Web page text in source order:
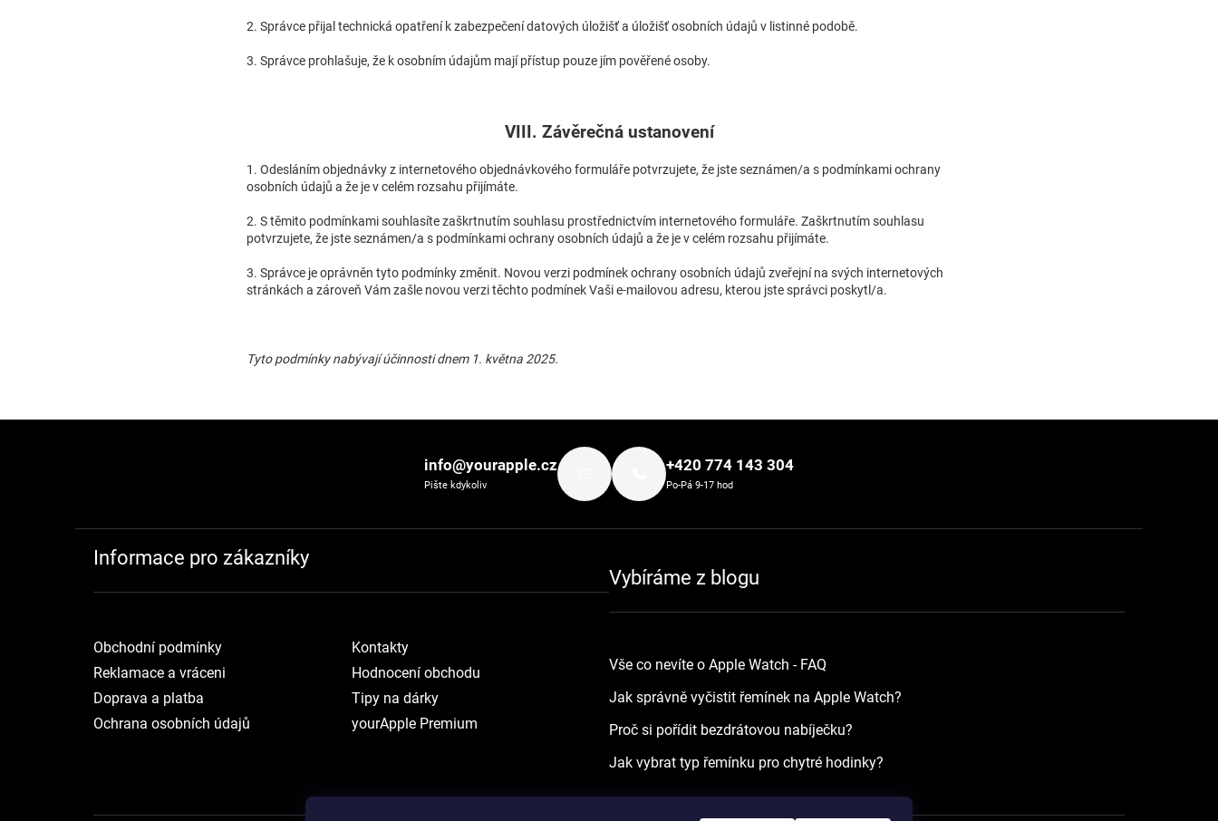
2. Správce přijal technická opatření k zabezpečení datových úložišť a úložišť osobních údajů v listinné podobě.
3. Správce prohlašuje, že k osobním údajům mají přístup pouze jím pověřené osoby.
VIII. Závěrečná ustanovení
1. Odesláním objednávky z internetového objednávkového formuláře potvrzujete, že jste seznámen/a s podmínkami ochrany
osobních údajů a že je v celém rozsahu přijímáte.
2. S těmito podmínkami souhlasíte zaškrtnutím souhlasu prostřednictvím internetového formuláře. Zaškrtnutím souhlasu
potvrzujete, že jste seznámen/a s podmínkami ochrany osobních údajů a že je v celém rozsahu přijímáte.
3. Správce je oprávněn tyto podmínky změnit. Novou verzi podmínek ochrany osobních údajů zveřejní na svých internetových
stránkách a zároveň Vám zašle novou verzi těchto podmínek Vaši e-mailovou adresu, kterou jste správci poskytl/a.
Tyto podmínky nabývají účinnosti dnem 1. května 2025.
info@yourapple.cz
Pište kdykoliv
+420 774 143 304
Po-Pá 9-17 hod
Informace pro zákazníky
Obchodní podmínky
Reklamace a vráceni
Doprava a platba
Ochrana osobních údajů
Kontakty
Hodnocení obchodu
Tipy na dárky
yourApple Premium
Vybíráme z blogu
Vše co nevíte o Apple Watch - FAQ
Jak správně vyčistit řemínek na Apple Watch?
Proč si pořídit bezdrátovou nabíječku?
Jak vybrat typ řemínku pro chytré hodinky?